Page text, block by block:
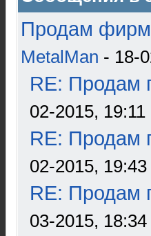
Продам
MetalMan - 18-
RE: Продам
02-2015, 19:11
RE: Продам
02-2015, 19:43
RE: Продам
03-2015, 18:34